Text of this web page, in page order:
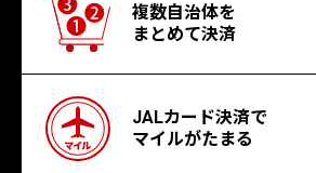
複数自治体を
まとめて決済
JALカード決済で
マイルがたまる